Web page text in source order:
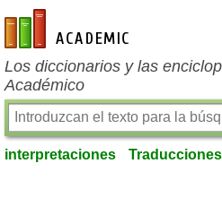
es-academic.com
Los diccionarios y las
Académico
interpretaciones Traducciones